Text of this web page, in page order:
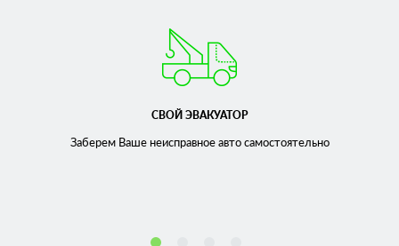
СВОЙ ЭВАКУАТОР
Заберем Ваше неисправноеавто самостоятельно